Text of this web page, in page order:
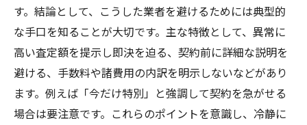
す。結論として、こうした業者を避けるためには典型的
な手口を知ることが大切です。主な特徴として、異常に
高い査定額を提示し即決を迫る、契約前に詳細な説明を
避ける、手数料や諸費用の内訳を明示しないなどがあり
ます。例えば「今だけ特別」と強調して契約を急がせる
場合は要注意です。これらのポイントを意識し、冷静に